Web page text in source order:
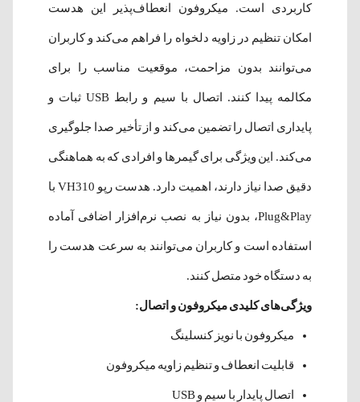
کاربردی است. میکروفون انعطاف‌پذیر این هدست
امکان تنظیم در زاویه دلخواه را فراهم می‌کند و کاربران
می‌توانند بدون مزاحمت، موقعیت مناسب را برای
مکالمه پیدا کنند. اتصال با سیم و رابط USB ثبات و
پایداری اتصال را تضمین می‌کند و از تأخیر صدا جلوگیری
می‌کند. این ویژگی برای گیمرها و افرادی که به هماهنگی
دقیق صدا نیاز دارند، اهمیت دارد. هدست رپو VH310 با
Plug&Play، بدون نیاز به نصب نرم‌افزار اضافی آماده
استفاده است و کاربران می‌توانند به سرعت هدست را
به دستگاه خود متصل کنند.
ویژگی‌های کلیدی میکروفون و اتصال:
میکروفون با نویز کنسلینگ
قابلیت انعطاف و تنظیم زاویه میکروفون
اتصال پایدار با سیم و USB